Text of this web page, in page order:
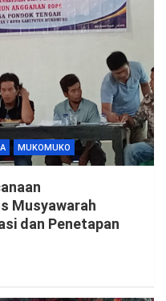
MUKOMUKO
Musyawarah
dan Penetapan